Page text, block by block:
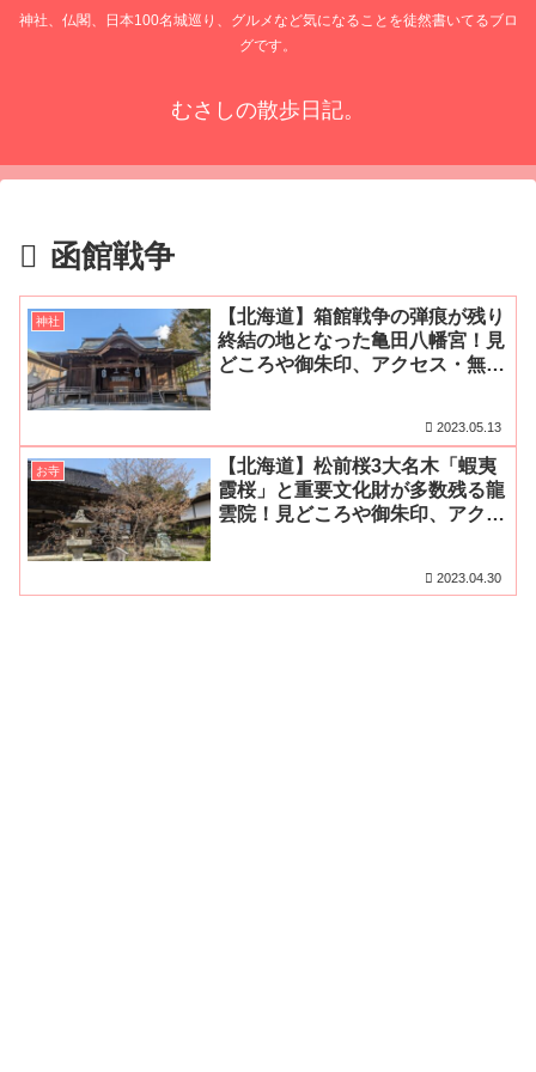
神社、仏閣、日本100名城巡り、グルメなど気になることを徒然書いてるブロ
グです。
むさしの散歩日記。
函館戦争
神社
【北海道】箱館戦争の弾痕が残り
終結の地となった亀田八幡宮！見
どころや御朱印、アクセス・無料
2023.05.13
お寺
【北海道】松前桜3大名木「蝦夷
霞桜」と重要文化財が多数残る龍
雲院！見どころや御朱印、アクセ
2023.04.30